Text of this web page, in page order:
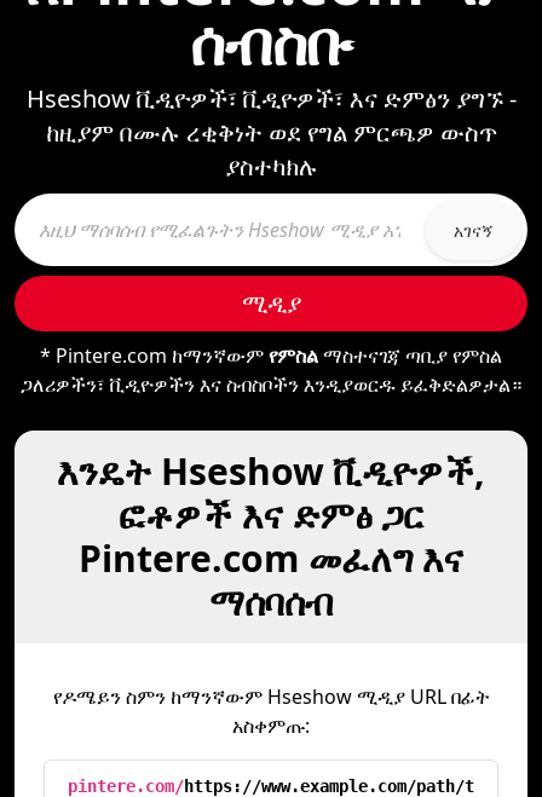
ሰብስቡ
Hseshow ቪዲዮዎች፣ ቪዲዮዎች፣ እና ድምፅን ያግኙ -
ከዚያም በሙሉ ረቂቅነት ወደ የግል ምርጫዎ ውስጥ
ያስተካክሉ
አገናኝ
ሚዲያ
* Pintere.com ከማንኛውምየምስልማስተናገጃ ጣቢያ የምስል
ጋለሪዎችን፣ ቪዲዮዎችን እና ስብስቦችን እንዲያወርዱ ይፈቅድልዎታል።
እንዴት Hseshow ቪዲዮዎች,
ፎቶዎች እና ድምፅ ጋር
Pintere.com መፈለግ እና
ማሰባሰብ
የዶሜይን ስምን ከማንኛውም Hseshow ሚዲያ URL በፊት
አስቀምጡ:
pintere.com/https://www.example.com/path/t